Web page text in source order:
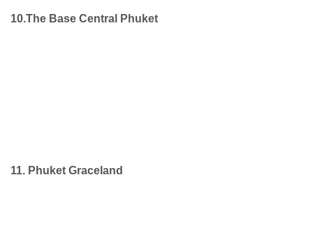
10.The Base Central Phuket
11. Phuket Graceland